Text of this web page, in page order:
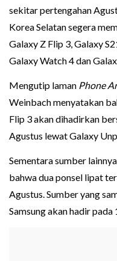
sekitar pertengahan
Korea Selatan segera
Galaxy Z Flip 3, Galaxy
Galaxy Watch 4 dan
Mengutip laman Phone
Weinbach menyatakan
Flip 3 akan dihadirkan
Agustus lewat Galaxy
Sementara sumber
bahwa dua ponsel lipat
Agustus. Sumber yang
Samsung akan hadir pada